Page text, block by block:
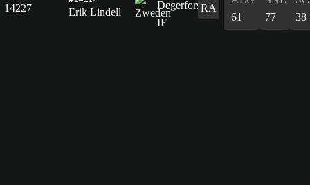
14227 Erik Lindell RA
61
77
38